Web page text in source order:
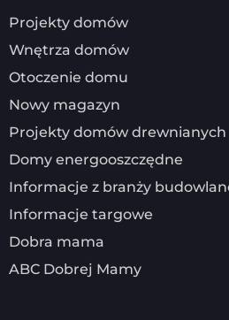
Projekty domów
Wnętrza domów
Otoczenie domu
Nowy magazyn
Projekty domów drewnianych
Domy energooszczędne
Informacje z branży
Informacje targowe
Dobra mama
ABC Dobrej Mamy